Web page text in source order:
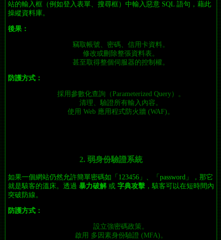
站的輸入框（例如登入表單、搜尋框）中輸入惡意 SQL 語句，藉此
操縱資料庫。
後果：
竊取帳號、密碼、信用卡資料。
修改或刪除整張資料表。
甚至取得整個伺服器的控制權。
防護方式：
採用參數化查詢（Parameterized Query）。
清理、驗證所有輸入內容。
使用 Web 應用程式防火牆 (WAF)。
2. 弱身份驗證系統
如果一個網站仍然允許簡單密碼如「123456」、「password」，那它
就是駭客的溫床。透過 暴力破解或 字典攻擊 ，駭客可以在短時間內
突破防線。
防護方式：
設立強密碼政策。
啟用 多因素身份驗證 (MFA)。